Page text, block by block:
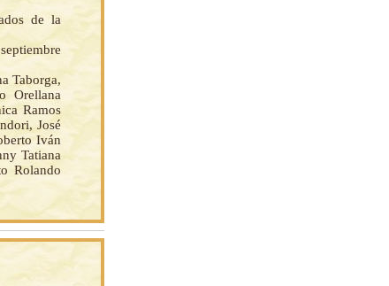
de la
Taborga,
Orellana
Ramos
José
Iván
Tatiana
Rolando